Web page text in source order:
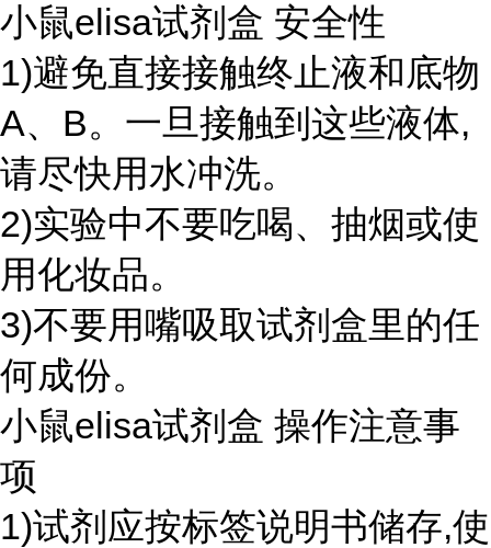
小鼠elisa试剂盒 安全性
1)避免直接接触终止液和底物
A、B。一旦接触到这些液体,
请尽快用水冲洗。
2)实验中不要吃喝、抽烟或使
用化妆品。
3)不要用嘴吸取试剂盒里的任
何成份。
小鼠elisa试剂盒 操作注意事
项
1)试剂应按标签说明书储存,使